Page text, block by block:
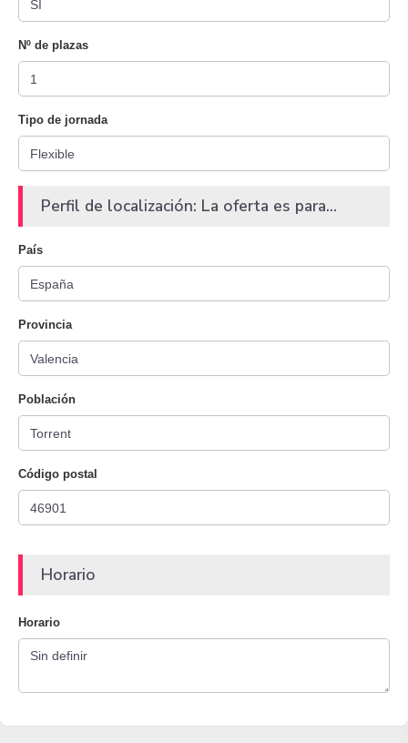
Nº de plazas
Tipo de jornada
Perfil de localización: La oferta es para...
País
Provincia
Población
Código postal
Horario
Horario